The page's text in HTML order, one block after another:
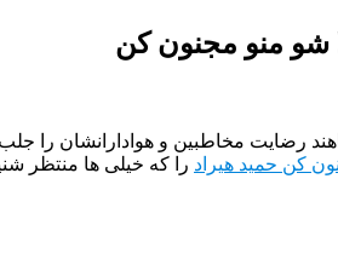
شو منو مجنون کن
رضایت مخاطبین و هوادارانشان را جلب
کن حمید هیراد را که خیلی ها منتظر